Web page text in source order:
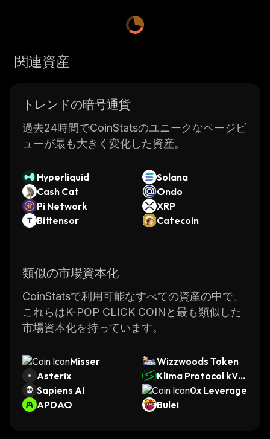
関連資産
トレンドの暗号通貨
過去24時間でCoinStatsのユニークなページビ
ューが最も大きく変化した資産。
Hyperliquid
Solana
Cash Cat
Ondo
Pi Network
XRP
Bittensor
Catecoin
類似の市場資本化
CoinStatsで利用可能なすべての資産の中で、
これらはK-POP CLICK COINと最も類似した
市場資本化を持っています。
Misser
Wizzwoods Token
Asterix
Klima Protocol kVC
M
Sapiens AI
0x Leverage
APDAO
Bulei